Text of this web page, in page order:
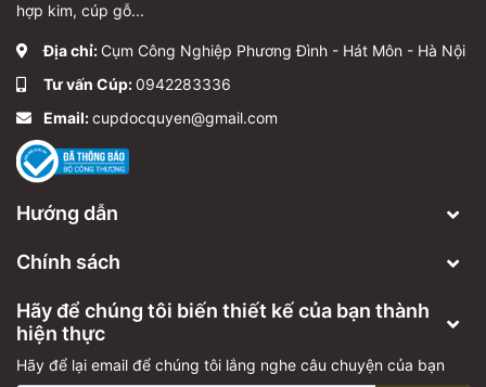
hợp kim, cúp gỗ...
Địa chỉ: Cụm Công Nghiệp Phương Đình - Hát Môn - Hà Nội
Tư vấn Cúp:0942283336
Email:cupdocquyen@gmail.com
Hướng dẫn
Chính sách
Hãy để chúng tôi biến thiết kế của bạn thành
hiện thực
Hãy để lại email để chúng tôi lắng nghe câu chuyện của bạn